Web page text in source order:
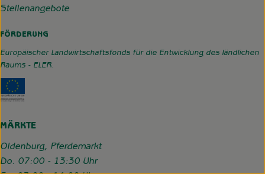
Stellenangebote
FÖRDERUNG
Europäischer Landwirtschaftsfonds für die Entwicklung des ländlichen
Raums - ELER.
MÄRKTE
Oldenburg, Pferdemarkt
Do. 07:00 - 13:30 Uhr